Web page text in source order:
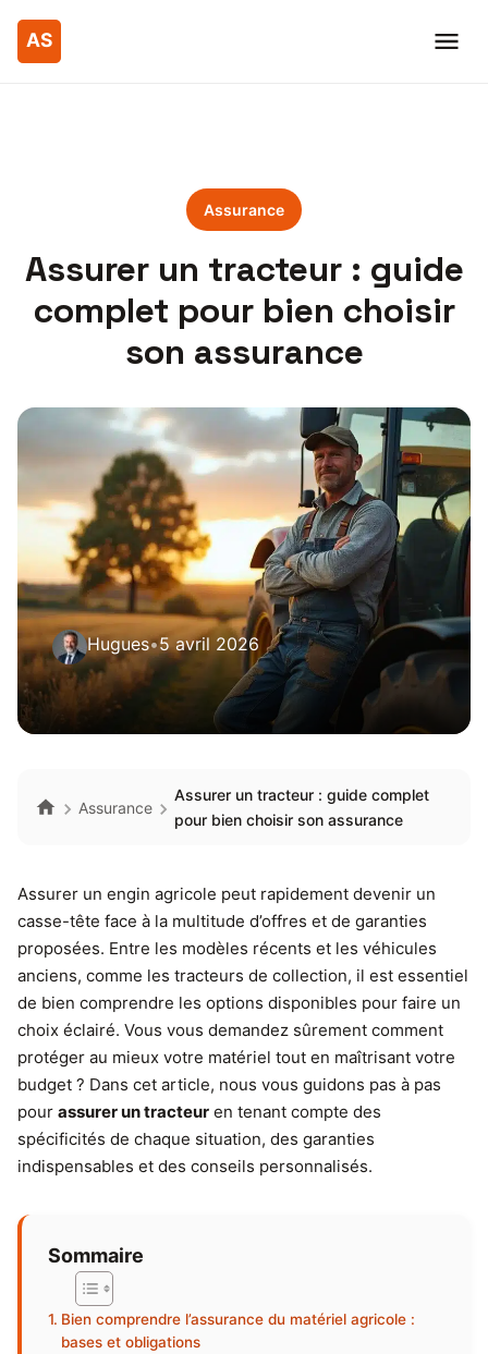
Assurance
Assurer un tracteur : guide
complet pour bien choisir
son assurance
Hugues•5 avril 2026
Assurance
Assurer un tracteur : guide complet
pour bien choisir son assurance
Assurer un engin agricole peut rapidement devenir un
casse-tête face à la multitude d’offres et de garanties
proposées. Entre les modèles récents et les véhicules
anciens, comme les tracteurs de collection, il est essentiel
de bien comprendre les options disponibles pour faire un
choix éclairé. Vous vous demandez sûrement comment
protéger au mieux votre matériel tout en maîtrisant votre
budget ? Dans cet article, nous vous guidons pas à pas
pour assurer un tracteur en tenant compte des
spécificités de chaque situation, des garanties
indispensables et des conseils personnalisés.
Sommaire
Bien comprendre l’assurance du matériel agricole :
bases et obligations